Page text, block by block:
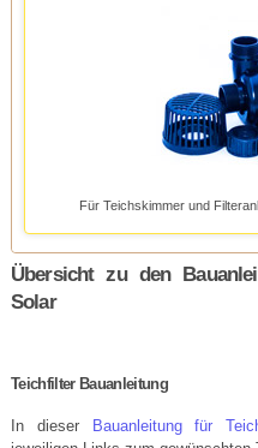
Für Teichskimmer und
Übersicht zu den
Solar
Teichfilter Bauanleitung
In dieser Bauanleitung für